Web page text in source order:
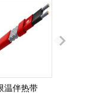
温伴热带